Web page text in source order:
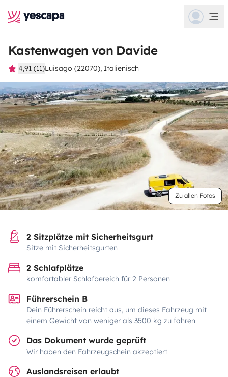
Kastenwagen von Davide
4,91 (11)Luisago (22070), Italienisch
Zu allen Fotos
2 Sitzplätze mit Sicherheitsgurt
Sitze mit Sicherheitsgurten
2 Schlafplätze
komfortabler Schlafbereich für 2 Personen
Führerschein B
Dein Führerschein reicht aus, um dieses Fahrzeug mit
einem Gewicht von weniger als 3500 kg zu fahren
Das Dokument wurde geprüft
Wir haben den Fahrzeugschein akzeptiert
Auslandsreisen erlaubt